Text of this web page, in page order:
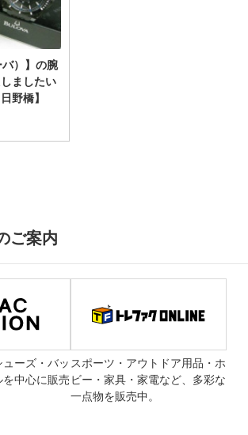
バ）】の腕
ましたい
野橋】
ご案内
ーズ・バッ
中心に販売
スポーツ・アウトドア用品・ホ
ビー・家具・家電など、多彩な
一点物を販売中。